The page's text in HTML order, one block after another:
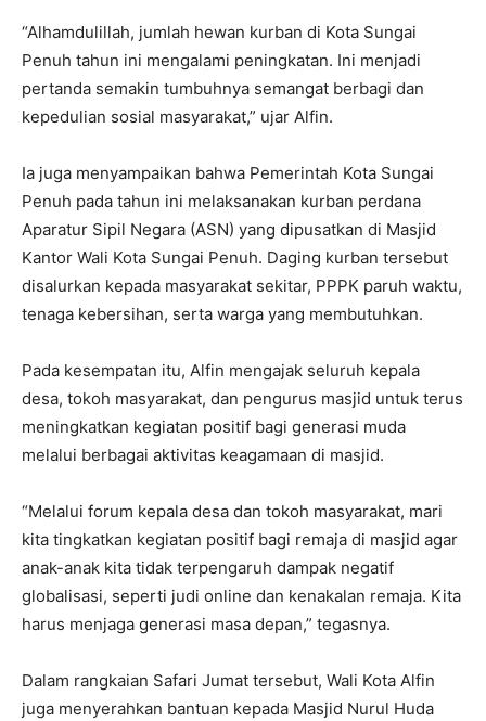
“Alhamdulillah, jumlah hewan kurban di Kota Sungai
Penuh tahun ini mengalami peningkatan. Ini menjadi
pertanda semakin tumbuhnya semangat berbagi dan
kepedulian sosial masyarakat,” ujar Alfin.
Ia juga menyampaikan bahwa Pemerintah Kota Sungai
Penuh pada tahun ini melaksanakan kurban perdana
Aparatur Sipil Negara (ASN) yang dipusatkan di Masjid
Kantor Wali Kota Sungai Penuh. Daging kurban tersebut
disalurkan kepada masyarakat sekitar, PPPK paruh waktu,
tenaga kebersihan, serta warga yang membutuhkan.
Pada kesempatan itu, Alfin mengajak seluruh kepala
desa, tokoh masyarakat, dan pengurus masjid untuk terus
meningkatkan kegiatan positif bagi generasi muda
melalui berbagai aktivitas keagamaan di masjid.
“Melalui forum kepala desa dan tokoh masyarakat, mari
kita tingkatkan kegiatan positif bagi remaja di masjid agar
anak-anak kita tidak terpengaruh dampak negatif
globalisasi, seperti judi online dan kenakalan remaja. Kita
harus menjaga generasi masa depan,” tegasnya.
Dalam rangkaian Safari Jumat tersebut, Wali Kota Alfin
juga menyerahkan bantuan kepada Masjid Nurul Huda